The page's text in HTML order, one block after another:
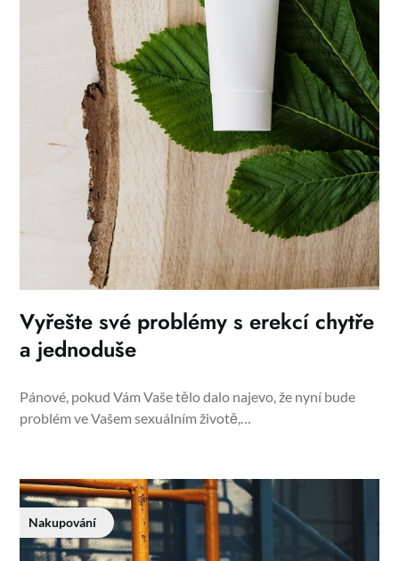
Vyřešte své problémy s erekcí chytře
a jednoduše
Pánové, pokud Vám Vaše tělo dalo najevo, že nyní bude
problém ve Vašem sexuálním životě,…
Nakupování